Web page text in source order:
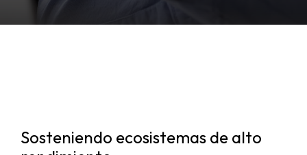
Sosteniendo ecosistemas de alto